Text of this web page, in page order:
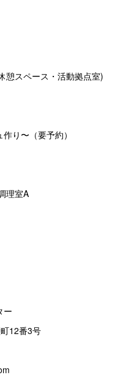
スペース・活動拠点室)
り〜（要予約）
理室A
ー
12番3号